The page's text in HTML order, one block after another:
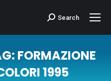
Cerca:Search
FORMAZIONE
1995